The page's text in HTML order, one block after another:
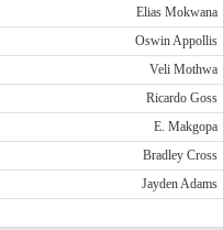
Elias Mokwana
Oswin Appollis
Veli Mothwa
Ricardo Goss
E. Makgopa
Bradley Cross
Jayden Adams